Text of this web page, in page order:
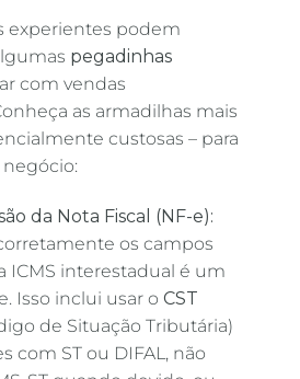
experientes podem
pegadinhas
com vendas
as armadilhas mais
custosas – para
da Nota Fiscal (NF-e):
os campos
ICMS interestadual é um
Isso inclui usar o CST
de Situação Tributária)
com ST ou DIFAL, não